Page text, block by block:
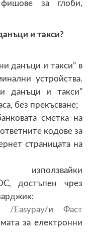
фишове за глоби,
и такси?
данъци и такси” в
устройства.
данъци и такси"
без прекъсване;
сметка на
кодове за
страницата на
достъпен чрез
/Easypay/иФаст
за електронни